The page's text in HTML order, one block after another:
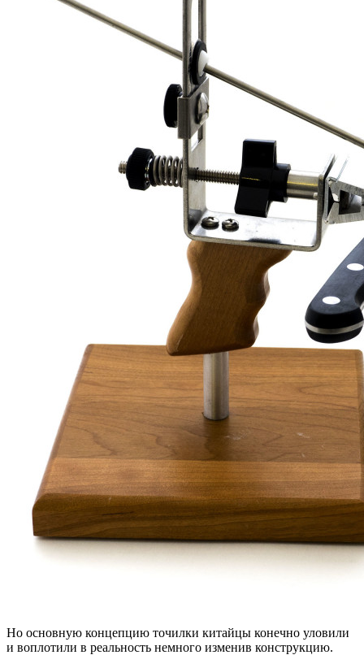
Но основную концепцию точилки китайцы конечно уловили
и воплотили в реальность немного изменив конструкцию.